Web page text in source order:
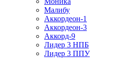
Малибу
Аккордеон-1
Аккордеон-3
Аккорд-9
Лидер 3 НПБ
Лидер 3 ППУ